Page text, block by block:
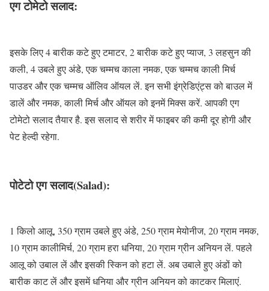
एग टोमेटो सलाद:
इसके लिए 4 बारीक कटे हुए टमाटर, 2 बारीक कटे हुए प्याज, 3 लहसुन की
कली, 4 उबले हुए अंडे, एक चम्मच काला नमक, एक चम्मच काली मिर्च
पाउडर और एक चम्मच ऑलिव ऑयल लें. इन सभी इंग्रेडिएंट्स को बाउल में
डालें और नमक, काली मिर्च और ऑयल को इनमें मिक्स करें. आपकी एग
टोमेटो सलाद तैयार है. इस सलाद से शरीर में फाइबर की कमी दूर होगी और
पेट हेल्दी रहेगा.
पोटेटो एग सलाद(Salad):
1 किलो आलू, 350 ग्राम उबले हुए अंडे, 250 ग्राम मेयोनीज, 20 ग्राम नमक,
10 ग्राम कालीमिर्च, 20 ग्राम हरा धनिया, 20 ग्राम ग्रीन अनियन लें. पहले
आलू को उबाल लें और इसकी स्किन को हटा लें. अब उबाले हुए अंडों को
बारीक काट लें और इसमें धनिया और ग्रीन अनियन को काटकर मिलाएं.